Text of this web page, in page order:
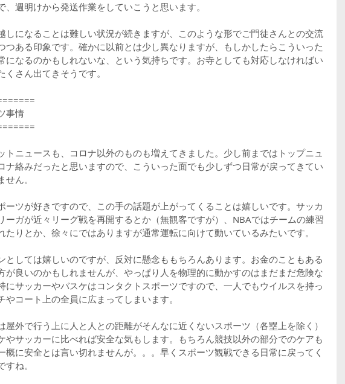
、週明けから発送作業をしていこうと思います。
しになることは難しい状況が続きますが、このような形でご門徒さんとの交流
つある印象です。確かに以前とは少し異なりますが、もしかしたらこういった
になるのかもしれないな、という気持ちです。お寺としても対応しなければい
くさん出てきそうです。
事情
トニュースも、コロナ以外のものも増えてきました。少し前まではトップニュ
ナ絡みだったと思いますので、こういった面でも少しずつ日常が戻ってきてい
ん。
ーツが好きですので、この手の話題が上がってくることは嬉しいです。サッカ
ーガが近々リーグ戦を再開するとか（無観客ですが）、NBAではチームの練習
たりとか、徐々にではありますが通常運転に向けて動いているみたいです。
としては嬉しいのですが、反対に懸念ももちろんあります。お金のこともある
が良いのかもしれませんが、やっぱり人を物理的に動かすのはまだまだ危険な
にサッカーやバスケはコンタクトスポーツですので、一人でもウイルスを持っ
やコート上の全員に広まってしまいます。
屋外で行う上に人と人との距離がそんなに近くないスポーツ（各塁上を除く）
やサッカーに比べれば安全な気もします。もちろん競技以外の部分でのケアも
概に安全とは言い切れませんが。。。早くスポーツ観戦できる日常に戻ってく
ね。